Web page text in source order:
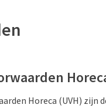
Horeca (UVH) zijn